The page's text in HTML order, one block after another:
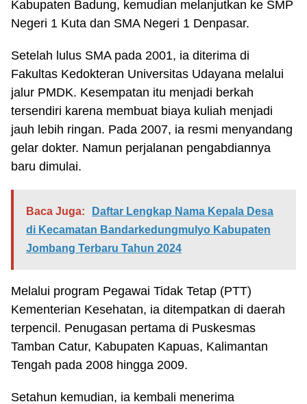
Kabupaten Badung, kemudian melanjutkan ke SMP
Negeri 1 Kuta dan SMA Negeri 1 Denpasar.
Setelah lulus SMA pada 2001, ia diterima di
Fakultas Kedokteran Universitas Udayana melalui
jalur PMDK. Kesempatan itu menjadi berkah
tersendiri karena membuat biaya kuliah menjadi
jauh lebih ringan. Pada 2007, ia resmi menyandang
gelar dokter. Namun perjalanan pengabdiannya
baru dimulai.
Baca Juga:
Daftar Lengkap Nama Kepala Desa
di Kecamatan Bandarkedungmulyo Kabupaten
Jombang Terbaru Tahun 2024
Melalui program Pegawai Tidak Tetap (PTT)
Kementerian Kesehatan, ia ditempatkan di daerah
terpencil. Penugasan pertama di Puskesmas
Tamban Catur, Kabupaten Kapuas, Kalimantan
Tengah pada 2008 hingga 2009.
Setahun kemudian, ia kembali menerima